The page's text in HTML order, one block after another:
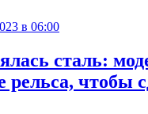
в 06:00
сталь:
рельса, чтобы